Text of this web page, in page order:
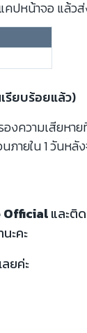
หน้าจอ แล้วส่
รียบร้อยแล้ว)
งความเสียหา
ภายใน 1 วันหลั
Officialและติ
ะคะ
ยค่ะ